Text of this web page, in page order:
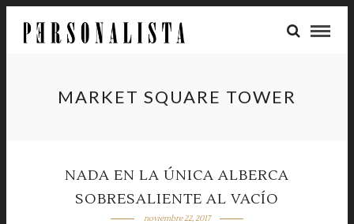
MARKET SQUARE TOWER
NADA EN LA ÚNICA ALBERCA
SOBRESALIENTE AL VACÍO
noviembre 22, 2017